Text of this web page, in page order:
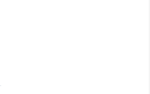
Retención y